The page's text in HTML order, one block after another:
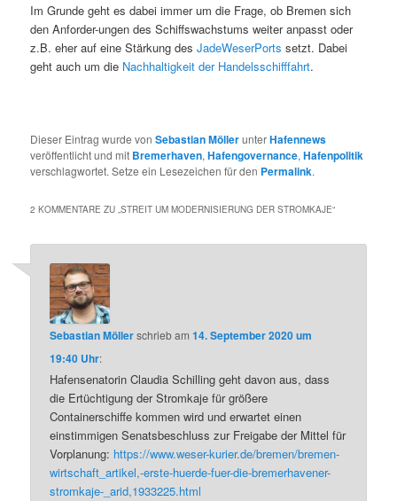
Im Grunde geht es dabei immer um die Frage, ob Bremen sich
den Anforder-ungen des Schiffswachstums weiter anpasst oder
z.B. eher auf eine Stärkung desJadeWeserPorts setzt. Dabei
geht auch um die Nachhaltigkeit der Handelsschifffahrt.
Dieser Eintrag wurde vonSebastian MöllerunterHafennews
veröffentlicht und mit Bremerhaven,Hafengovernance,Hafenpolitik
verschlagwortet. Setze ein Lesezeichen für den Permalink.
2 KOMMENTARE ZU „STREIT UM MODERNISIERUNG DER STROMKAJE“
Sebastian Möllerschriebam14. September 2020 um
19:40 Uhr:
Hafensenatorin Claudia Schilling geht davon aus, dass
die Ertüchtigung der Stromkaje für größere
Containerschiffe kommen wird und erwartet einen
einstimmigen Senatsbeschluss zur Freigabe der Mittel für
Vorplanung: https://www.weser-kurier.de/bremen/bremen-
wirtschaft_artikel,-erste-huerde-fuer-die-bremerhavener-
stromkaje-_arid,1933225.html